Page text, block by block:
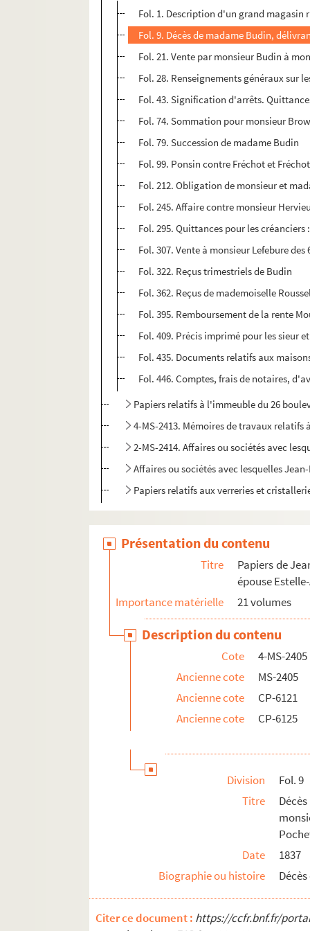
Fol. 1. Description d'un grand magasin
Fol. 9. Décès de madame Budin,
Fol. 21. Vente par monsieur Budin à
Fol. 28. Renseignements généraux sur
Fol. 43. Signification d'arrêts.
Fol. 74. Sommation pour monsieur
Fol. 79. Succession de madame Budin
Fol. 99. Ponsin contre Fréchot et
Fol. 212. Obligation de monsieur et
Fol. 245. Affaire contre monsieur
Fol. 295. Quittances pour les créanciers
Fol. 307. Vente à monsieur Lefebure
Fol. 322. Reçus trimestriels de Budin
Fol. 362. Reçus de mademoiselle
Fol. 395. Remboursement de la rente
Fol. 409. Précis imprimé pour les sieur
Fol. 435. Documents relatifs aux
Fol. 446. Comptes, frais de notaires,
Papiers relatifs à l'immeuble du 26
4-MS-2413. Mémoires de travaux relatifs
2-MS-2414. Affaires ou sociétés avec
Affaires ou sociétés avec lesquelles
Papiers relatifs aux verreries et
Papiers de Henri Bonnet-Massimbert, mari
Papiers de Jean-Baptiste Vignier (gendre
Présentation du contenu
Titre
Papiers de
épouse
Importance matérielle
21 volumes
Description du contenu
Cote
4-MS-2405
Ancienne cote
MS-2405
Ancienne cote
CP-6121
Ancienne cote
CP-6125
Division
Fol. 9
Titre
Date
1837
Biographie ou histoire
Citer ce document : https://ccfr.bnf.fr/